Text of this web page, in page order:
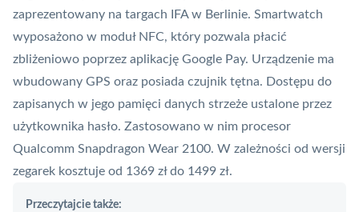
zaprezentowany na targach IFA w Berlinie. Smartwatch
wyposażono w moduł NFC, który pozwala płacić
zbliżeniowo poprzez aplikację Google Pay. Urządzenie ma
wbudowany GPS oraz posiada czujnik tętna. Dostępu do
zapisanych w jego pamięci danych strzeże ustalone przez
użytkownika hasło. Zastosowano w nim procesor
Qualcomm Snapdragon Wear 2100. W zależności od wersji
zegarek kosztuje od 1369 zł do 1499 zł.
Przeczytajcie także: